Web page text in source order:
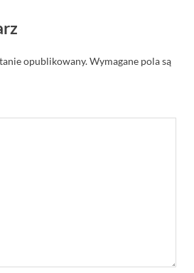
opublikowany.Wymagane pola są